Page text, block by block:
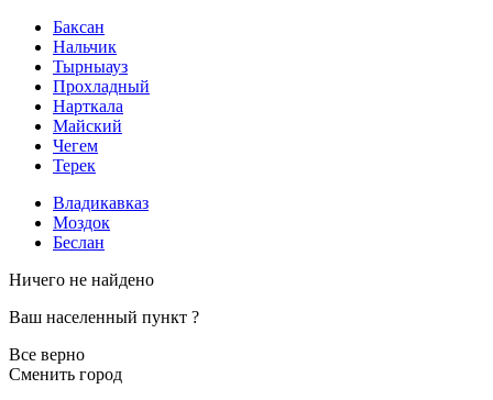
Баксан
Нальчик
Тырныауз
Прохладный
Нарткала
Майский
Чегем
Терек
Владикавказ
Моздок
Беслан
Ничего не найдено
Ваш населенный пункт ?
Все верно
Сменить город